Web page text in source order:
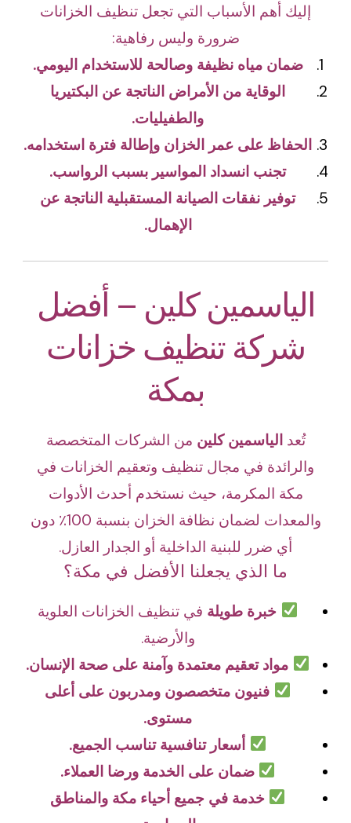
إليك أهم الأسباب التي تجعل تنظيف الخزانات
ضرورة وليس رفاهية:
ضمان مياه نظيفة وصالحة للاستخدام اليومي.
الوقاية من الأمراض الناتجة عن البكتيريا
والطفيليات.
الحفاظ على عمر الخزان وإطالة فترة استخدامه.
تجنب انسداد المواسير بسبب الرواسب.
توفير نفقات الصيانة المستقبلية الناتجة عن
الإهمال.
الياسمين كلين – أفضل
شركة تنظيف خزانات
بمكة
تُعدالياسمين كلين من الشركات المتخصصة
والرائدة في مجال تنظيف وتعقيم الخزانات في
مكة المكرمة، حيث نستخدم أحدث الأدوات
والمعدات لضمان نظافة الخزان بنسبة 100٪ دون
أي ضرر للبنية الداخلية أو الجدار العازل.
ما الذي يجعلنا الأفضل في مكة؟
خبرة طويلة في تنظيف الخزانات العلوية
والأرضية.
مواد تعقيم معتمدة وآمنة على صحة الإنسان.
فنيون متخصصون ومدربون على أعلى
مستوى.
أسعار تنافسية تناسب الجميع.
ضمان على الخدمة ورضا العملاء.
خدمة في جميع أحياء مكة والمناطق